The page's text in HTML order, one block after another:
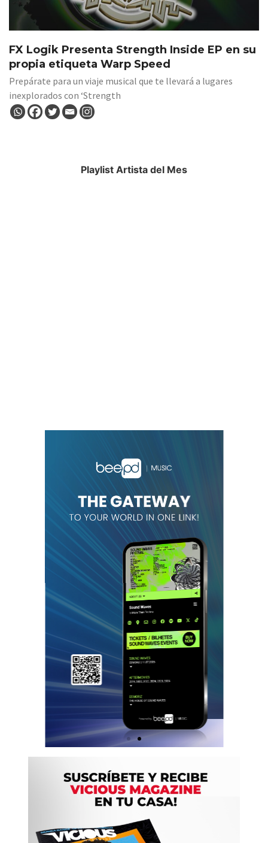
FX Logik Presenta Strength Inside EP en su
propia etiqueta Warp Speed
Prepárate para un viaje musical que te llevará a lugares
inexplorados con ‘Strength
Playlist Artista del Mes